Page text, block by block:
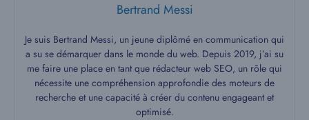
Bertrand Messi
Je suis Bertrand Messi, un jeune diplômé en communication qui
a su se démarquer dans le monde du web. Depuis 2019, j’ai su
me faire une place en tant que rédacteur web SEO, un rôle qui
nécessite une compréhension approfondie des moteurs de
recherche et une capacité à créer du contenu engageant et
optimisé.